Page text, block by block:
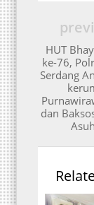
HUT
ke-76,
Serdang
dan